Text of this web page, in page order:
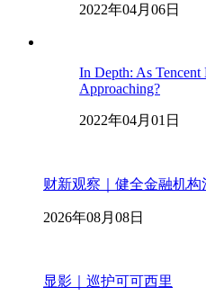
2022年04月06日
In Depth: As Tencent
Approaching?
2022年04月01日
财新观察｜健全金融机
2026年08月08日
显影｜巡护可可西里